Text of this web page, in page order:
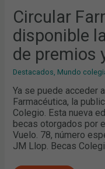
Circular
disponible
de premios
Destacados Mundo
Ya se puede acceder
Farmacéutica, la
Colegio. Esta nueva
becas otorgados por
Vuelo. 78, número
JM Llop. Becas
PREMIOS
BECAS